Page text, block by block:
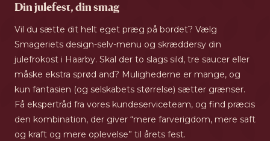
Din julefest, din smag
Vil du sætte dit helt eget præg på bordet? Vælg
Smageriets design-selv-menu og skræddersy din
julefrokost i Haarby. Skal der to slags sild, tre saucer eller
måske ekstra sprød and? Mulighederne er mange, og
kun fantasien (og selskabets størrelse) sætter grænser.
Få ekspertråd fra vores kundeserviceteam, og find præcis
den kombination, der giver “mere farverigdom, mere saft
og kraft og mere oplevelse” til årets fest.